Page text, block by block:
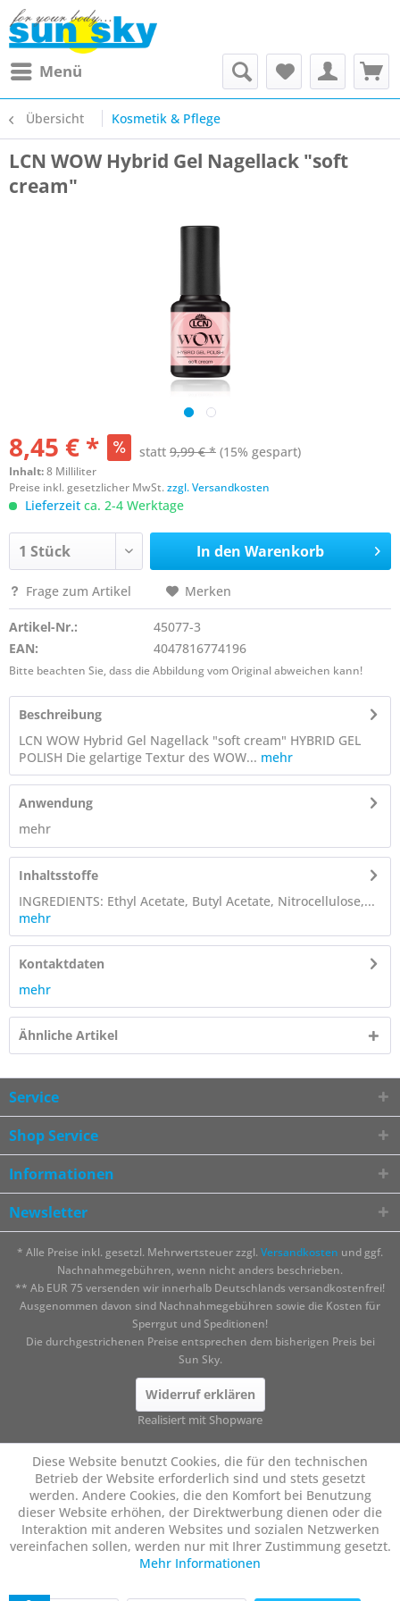
Menü
Übersicht Kosmetik & Pflege
LCN WOW Hybrid Gel Nagellack "soft
cream"
8,45 € * statt 9,99 € * (15% gespart)
Inhalt:8 Milliliter
Preise inkl. gesetzlicher MwSt.zzgl. Versandkosten
Lieferzeit ca. 2-4 Werktage
In den Warenkorb
Frage zum Artikel Merken
Artikel-Nr.:
45077-3
EAN:
4047816774196
Bitte beachten Sie, dass die Abbildung vom Original abweichen kann!
Beschreibung
LCN WOW Hybrid Gel Nagellack "soft cream" HYBRID GEL
POLISH Die gelartige Textur des WOW... mehr
Anwendung
mehr
Inhaltsstoffe
INGREDIENTS: Ethyl Acetate, Butyl Acetate, Nitrocellulose,...
mehr
Kontaktdaten
mehr
Ähnliche Artikel
Service
Shop Service
Informationen
Newsletter
* Alle Preise inkl. gesetzl. Mehrwertsteuer zzgl. Versandkosten und ggf.
Nachnahmegebühren, wenn nicht anders beschrieben.
** Ab EUR 75 versenden wir innerhalb Deutschlands versandkostenfrei!
Ausgenommen davon sind Nachnahmegebühren sowie die Kosten für
Sperrgut und Speditionen!
Die durchgestrichenen Preise entsprechen dem bisherigen Preis bei
Sun Sky.
Widerruf erklären
Realisiert mit Shopware
Diese Website benutzt Cookies, die für den technischen
Betrieb der Website erforderlich sind und stets gesetzt
werden. Andere Cookies, die den Komfort bei Benutzung
dieser Website erhöhen, der Direktwerbung dienen oder die
Interaktion mit anderen Websites und sozialen Netzwerken
vereinfachen sollen, werden nur mit Ihrer Zustimmung gesetzt.
Mehr Informationen